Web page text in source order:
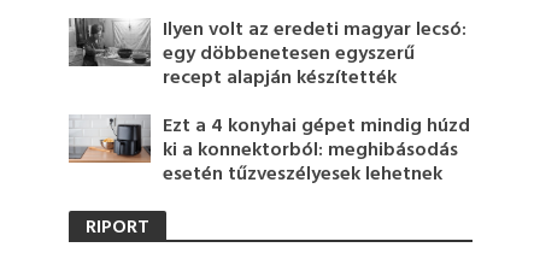
Ilyen volt az eredeti magyar lecsó:
egy döbbenetesen egyszerű
recept alapján készítették
Ezt a 4 konyhai gépet mindig húzd
ki a konnektorból: meghibásodás
esetén tűzveszélyesek lehetnek
RIPORT